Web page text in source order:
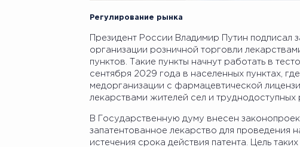
Регулирование рынка
Президент России Владимир Путин подписал
организации розничной торговли
пунктов. Такие пункты начнут работать в
сентября 2029 года в населенных пунктах,
медорганизации с фармацевтической
лекарствами жителей сел и труднодоступных
В Государственную думу внесен
запатентованное лекарство для проведения
истечения срока действия патента. Цель